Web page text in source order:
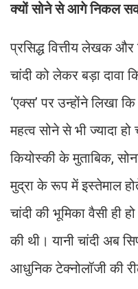
क्यों सोने से आगे निकल
प्रसिद्ध वित्तीय लेखक और
चांदी को लेकर बड़ा दावा
‘एक्स’ पर उन्होंने लिखा
महत्व सोने से भी ज्यादा
कियोस्की के मुताबिक,
मुद्रा के रूप में इस्तेमाल
चांदी की भूमिका वैसी ही
की थी। यानी चांदी अब
आधुनिक टेक्नोलॉजी की